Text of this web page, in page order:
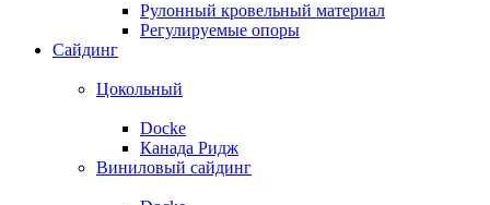
Рулонный кровельный материал
Регулируемые опоры
Сайдинг
Цокольный
Docke
Канада Ридж
Виниловый сайдинг